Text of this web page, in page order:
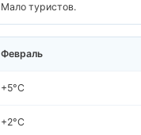
Мало туристов.
Февраль
+5°C
+2°C